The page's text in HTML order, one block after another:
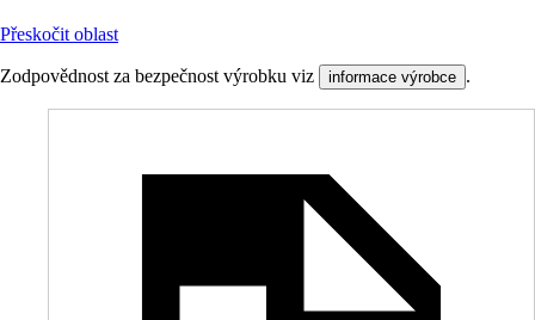
Přeskočit oblast
Zodpovědnost za bezpečnost výrobku viz informace výrobce .